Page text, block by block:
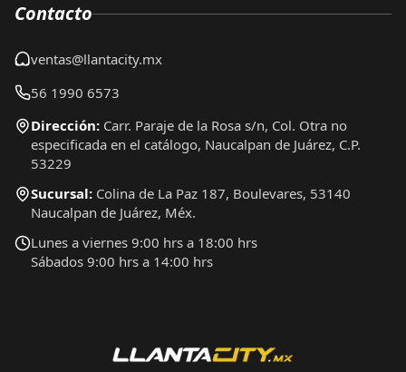
Contacto
ventas@llantacity.mx
56 1990 6573
Dirección: Carr. Paraje de la Rosa s/n, Col. Otra no
especificada en el catálogo, Naucalpan de Juárez, C.P.
53229
Sucursal: Colina de La Paz 187, Boulevares, 53140
Naucalpan de Juárez, Méx.
Lunes a viernes 9:00 hrs a 18:00 hrs
Sábados 9:00 hrs a 14:00 hrs